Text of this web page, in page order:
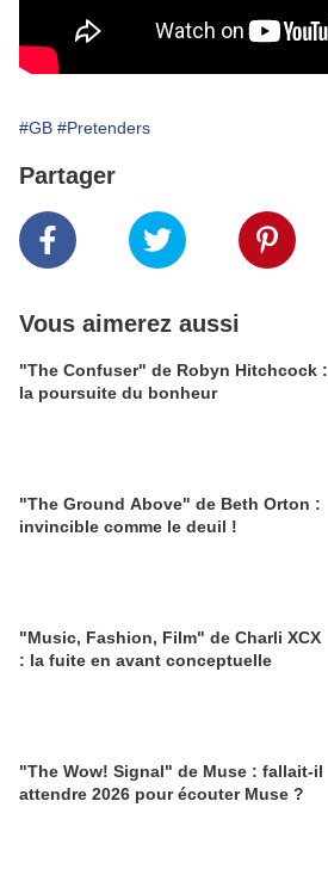
#GB #Pretenders
Partager
Vous aimerez aussi
"The Confuser" de Robyn Hitchcock :
la poursuite du bonheur
"The Ground Above" de Beth Orton :
invincible comme le deuil !
"Music, Fashion, Film" de Charli XCX
: la fuite en avant conceptuelle
"The Wow! Signal" de Muse : fallait-il
attendre 2026 pour écouter Muse ?